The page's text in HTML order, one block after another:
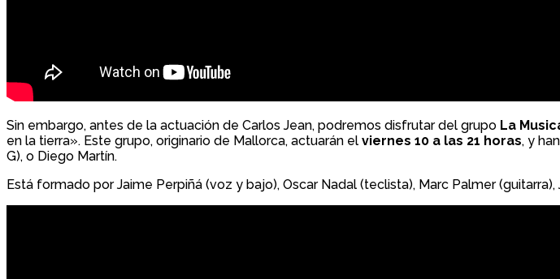
Sin embargo, antes de la actuación de Carlos Jean, podremos disfrutar del grupo La
en la tierra». Este grupo, originario de Mallorca, actuarán el viernes 10 a las 21 horas, y
G), o Diego Martín.
Está formado por Jaime Perpiñá (voz y bajo), Oscar Nadal (teclista), Marc Palmer